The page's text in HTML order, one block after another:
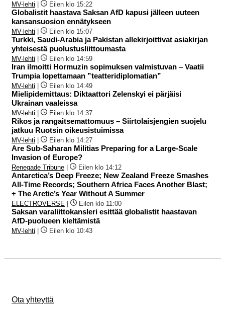
MV-lehti Eilen klo 15:22
Globalistit haastava Saksan AfD kapusi jälleen uuteen
kansansuosion ennätykseen
MV-lehti Eilen klo 15:07
Turkki, Saudi-Arabia ja Pakistan allekirjoittivat asiakirjan
yhteisestä puolustusliittoumasta
MV-lehti Eilen klo 14:59
Iran ilmoitti Hormuzin sopimuksen valmistuvan – Vaatii
Trumpia lopettamaan ”teatteridiplomatian”
MV-lehti Eilen klo 14:49
Mielipidemittaus: Diktaattori Zelenskyi ei pärjäisi
Ukrainan vaaleissa
MV-lehti Eilen klo 14:37
Rikos ja rangaitsemattomuus – Siirtolaisjengien suojelu
jatkuu Ruotsin oikeusistuimissa
MV-lehti Eilen klo 14:27
Are Sub-Saharan Militias Preparing for a Large-Scale
Invasion of Europe?
Renegade Tribune Eilen klo 14:12
Antarctica’s Deep Freeze; New Zealand Freeze Smashes
All-Time Records; Southern Africa Faces Another Blast;
+ The Arctic’s Year Without A Summer
ELECTROVERSE Eilen klo 11:00
Saksan varaliittokansleri esittää globalistit haastavan
AfD-puolueen kieltämistä
MV-lehti Eilen klo 10:43
Ota yhteyttä